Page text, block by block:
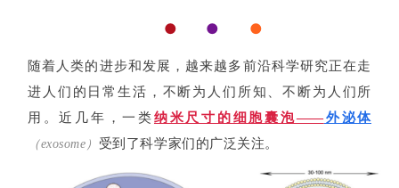
● ● ●
随着人类的进步和发展，越来越多前沿科学研究正在走
进人们的日常生活，不断为人们所知、不断为人们所
用。近几年，一类纳米尺寸的细胞囊泡——外泌体
（exosome） 受到了科学家们的广泛关注。